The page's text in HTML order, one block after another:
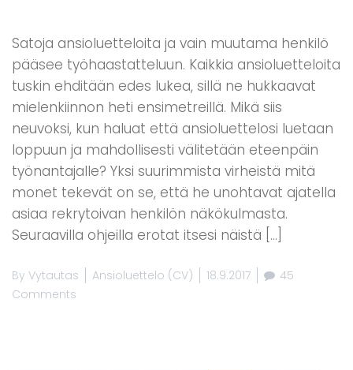
Satoja ansioluetteloita ja vain muutama henkilö
pääsee työhaastatteluun. Kaikkia ansioluetteloita
tuskin ehditään edes lukea, sillä ne hukkaavat
mielenkiinnon heti ensimetreillä. Mikä siis
neuvoksi, kun haluat että ansioluettelosi luetaan
loppuun ja mahdollisesti välitetään eteenpäin
työnantajalle? Yksi suurimmista virheistä mitä
monet tekevät on se, että he unohtavat ajatella
asiaa rekrytoivan henkilön näkökulmasta.
Seuraavilla ohjeilla erotat itsesi näistä […]
By Vytautas Ansioluettelo (CV) 18.9.2017
45
Comments